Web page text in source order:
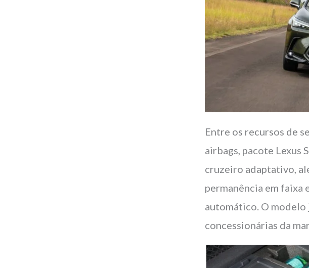
Entre os recursos de
airbags, pacote Lexus
cruzeiro adaptativo,
permanência em faixa
automático. O modelo
concessionárias da